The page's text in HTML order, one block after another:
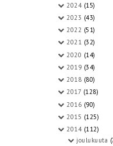
2024 (15)
2023 (43)
2022 (51)
2021 (32)
2020 (14)
2019 (34)
2018 (80)
2017 (128)
2016 (90)
2015 (125)
2014 (112)
joulukuuta